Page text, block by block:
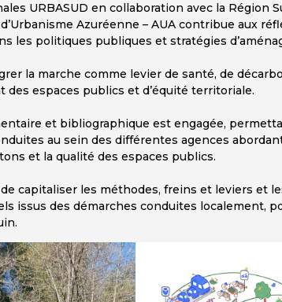
URBASUD en collaboration avec la Région
d’Urbanisme Azuréenne – AUA contribue aux
les politiques publiques et stratégies
la marche comme levier de santé, de
des espaces publics et d’équité territoriale.
et bibliographique est engagée,
au sein des différentes agences
et la qualité des espaces publics.
capitaliser les méthodes, freins et leviers et
issus des démarches conduites localement,